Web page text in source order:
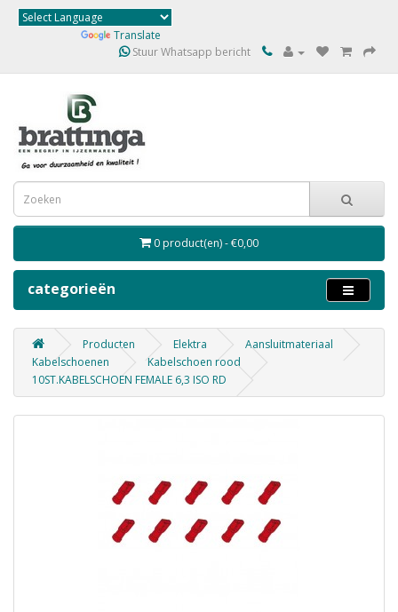
Translate
Stuur Whatsapp bericht
0 product(en) - €0,00
categorieën
Producten Elektra
Aansluitmateriaal
Kabelschoenen
Kabelschoen rood
10ST.KABELSCHOEN FEMALE 6,3 ISO RD